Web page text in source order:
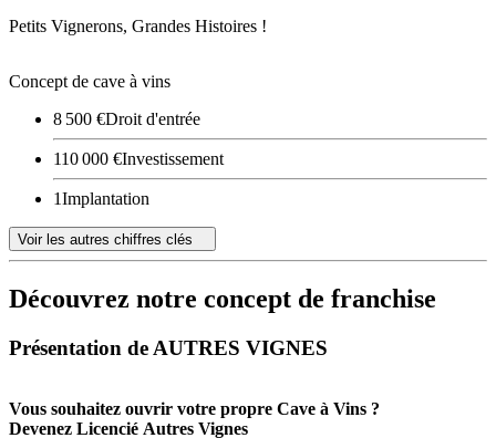
Petits Vignerons, Grandes Histoires !
Concept de cave à vins
8 500 €Droit d'entrée
110 000 €Investissement
1Implantation
Voir les autres chiffres clés
Découvrez notre concept de franchise
Présentation de AUTRES VIGNES
Vous souhaitez ouvrir votre propre Cave à Vins ?
Devenez Licencié Autres Vignes